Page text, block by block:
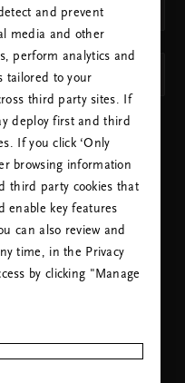
and prevent
media and other
perform analytics and
tailored to your
third party sites. If
deploy first and third
If you click ‘Only
browsing information
third party cookies that
enable key features
can also review and
time, in the Privacy
by clicking "Manage